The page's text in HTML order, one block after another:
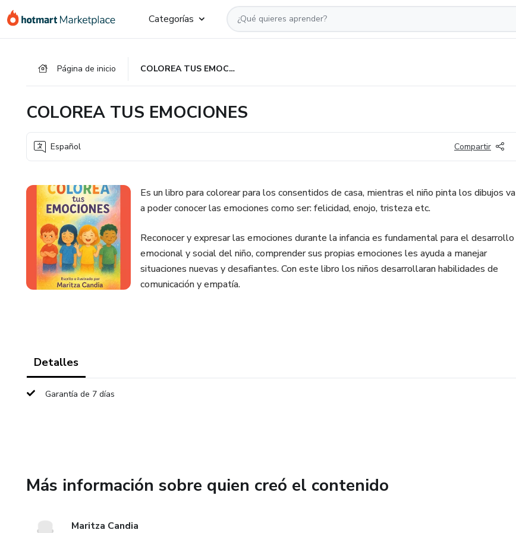
Categorías
Página de inicio COLOREA TUS EMOCIONES
COLOREA TUS EMOCIONES
Español Compartir
Es un libro para colorear para los consentidos de casa, mientras el niño pinta los dibujos va
a poder conocer las emociones como ser: felicidad, enojo, tristeza etc.
Reconocer y expresar las emociones durante la infancia es fundamental para el desarrollo
emocional y social del niño, comprender sus propias emociones les ayuda a manejar
situaciones nuevas y desafiantes. Con este libro los niños desarrollaran habilidades de
comunicación y empatía.
Detalles
Garantía de 7 días
Más información sobre quien creó el contenido
Maritza Candia